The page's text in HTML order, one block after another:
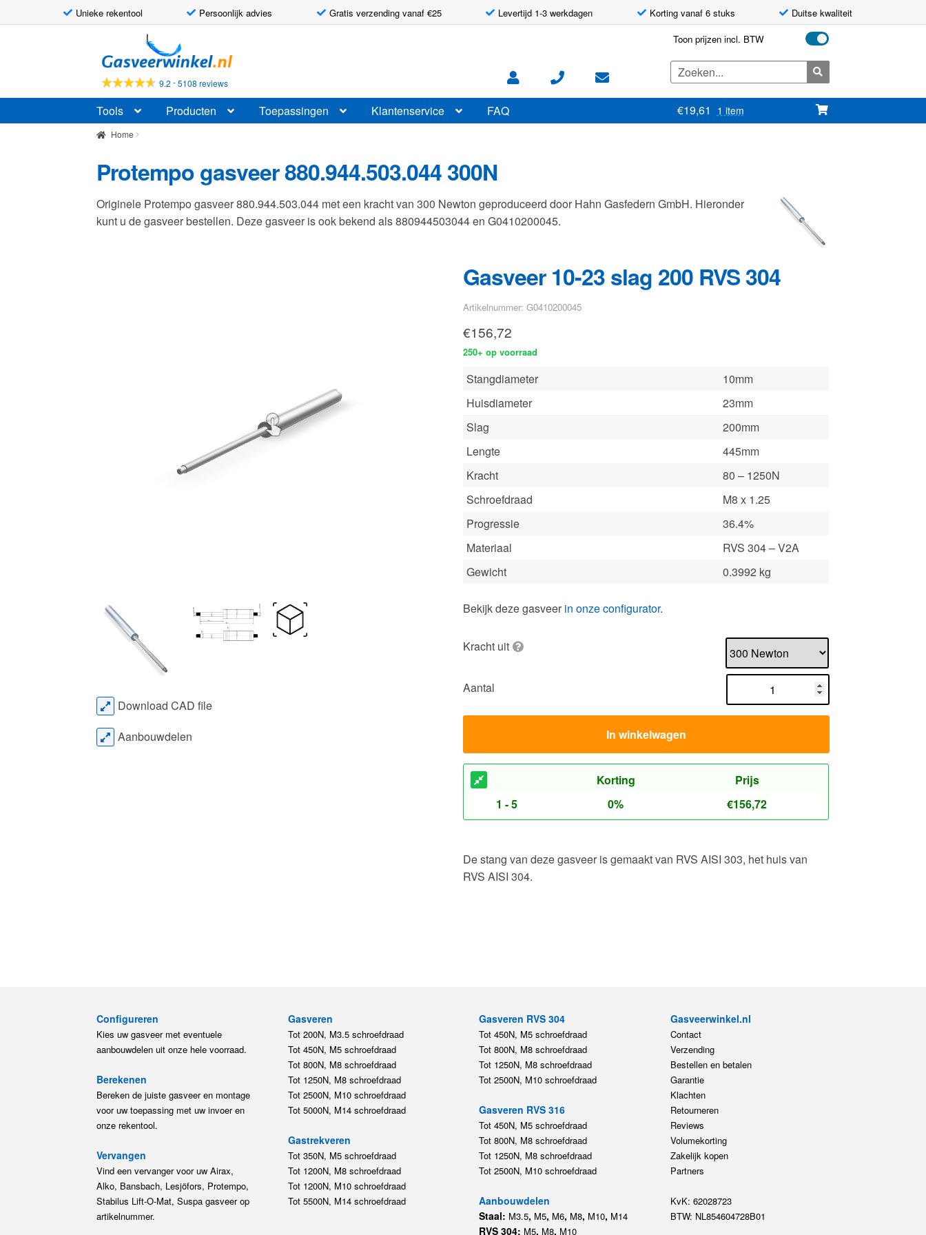
Unieke rekentool Persoonlijk advies Gratis verzending vanaf €25 Levertijd 1-3 werkdagen Korting vanaf 6 stuks Duitse kwaliteit
door
naar
navigatie
naar
de
inhoud
9.2 -5108 reviews
Toon prijzen incl. BTW
Zoeken
naar:
Tools Producten Toepassingen Klantenservice FAQ €19,61 1 item
Home
Protempo gasveer 880.944.503.044 300N
Originele Protempo gasveer 880.944.503.044 met een kracht van 300 Newton geproduceerd door Hahn Gasfedern GmbH. Hieronder
kunt u de gasveer bestellen. Deze gasveer is ook bekend als 880944503044 en G0410200045.
Gasveer 10-23 slag 200 RVS 304
Artikelnummer: G0410200045
€156,72
250+ op voorraad
Stangdiameter
10mm
Huisdiameter
23mm
Slag
200mm
Lengte
445mm
Kracht
80 – 1250N
Schroefdraad
M8 x 1.25
Progressie
36.4%
Materiaal
RVS 304 – V2A
Gewicht
0.3992 kg
Bekijk deze gasveer in onze configurator.
Kracht uit
Aantal
In winkelwagen
Korting
Prijs
1 - 5
0% €156,72
De stang van deze gasveer is gemaakt van RVS AISI 303, het huis van
RVS AISI 304.
Download CAD file
Aanbouwdelen
Configureren
Kies uw gasveer met eventuele
aanbouwdelen uit onze hele voorraad.
Berekenen
Bereken de juiste gasveer en montage
voor uw toepassing met uw invoer en
onze rekentool.
Vervangen
Vind een vervanger voor uw Airax,
Alko, Bansbach, Lesjöfors, Protempo,
Stabilus Lift-O-Mat, Suspa gasveer op
artikelnummer.
Gasveren
Tot 200N, M3.5 schroefdraad
Tot 450N, M5 schroefdraad
Tot 800N, M8 schroefdraad
Tot 1250N, M8 schroefdraad
Tot 2500N, M10 schroefdraad
Tot 5000N, M14 schroefdraad
Gastrekveren
Tot 350N, M5 schroefdraad
Tot 1200N, M8 schroefdraad
Tot 1200N, M10 schroefdraad
Tot 5500N, M14 schroefdraad
Gasveren RVS 304
Tot 450N, M5 schroefdraad
Tot 800N, M8 schroefdraad
Tot 1250N, M8 schroefdraad
Tot 2500N, M10 schroefdraad
Gasveren RVS 316
Tot 450N, M5 schroefdraad
Tot 800N, M8 schroefdraad
Tot 1250N, M8 schroefdraad
Tot 2500N, M10 schroefdraad
Aanbouwdelen
Staal: M3.5, M5, M6, M8, M10, M14
RVS 304: M5, M8, M10
Gasveerwinkel.nl
Contact
Verzending
Bestellen en betalen
Garantie
Klachten
Retourneren
Reviews
Volumekorting
Zakelijk kopen
Partners
KvK: 62028723
BTW: NL854604728B01